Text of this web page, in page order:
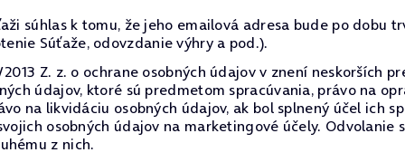
súhlas k tomu, že jeho emailová adresa bude po dobu
Súťaže, odovzdanie výhry a pod.).
Z. z. o ochrane osobných údajov v znení neskorších
údajov, ktoré sú predmetom spracúvania, právo na
na likvidáciu osobných údajov, ak bol splnený účel ich
osobných údajov na marketingové účely. Odvolanie
z nich.